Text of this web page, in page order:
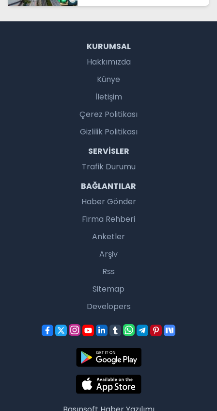
KURUMSAL
Hakkımızda
Künye
İletişim
Çerez Politikası
Gizlilik Politikası
SERVISLER
Trafik Durumu
BAĞLANTILAR
Haber Gönder
Firma Rehberi
Anketler
Arşiv
Rss
Sitemap
Developers